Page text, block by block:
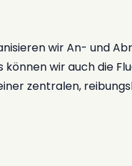
wir An- und
wir auch die
zentralen,